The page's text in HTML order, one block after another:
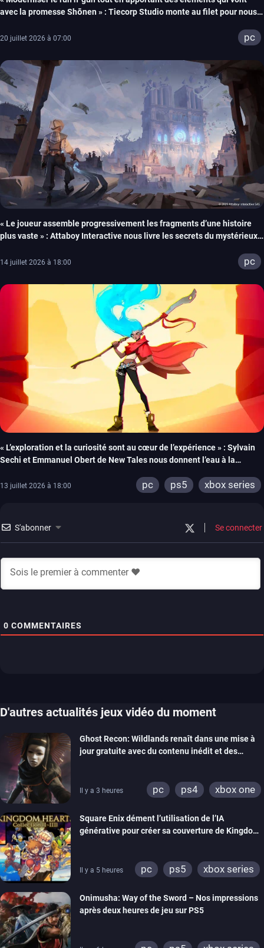
avec la promesse Shōnen » : Tiecorp Studio monte au filet pour nous
20 juillet 2026 à 07:00 pc
« Le joueur assemble progressivement les fragments d’une histoire
plus vaste » : Attaboy Interactive nous livre les secrets du mystérieux
14 juillet 2026 à 18:00 pc
« L’exploration et la curiosité sont au cœur de l’expérience » : Sylvain
Sechi et Emmanuel Obert de New Tales nous donnent l’eau à la
13 juillet 2026 à 18:00 pc ps5 xbox series
S'abonner Se connecter
0 COMMENTAIRES
D'autres actualités jeux vidéo du moment
Ghost Recon: Wildlands renaît dans une mise à
jour gratuite avec du contenu inédit et des
Il y a 3 heures pc ps4 xbox one
Square Enix dément l’utilisation de l’IA
générative pour créer sa couverture de Kingdom
Il y a 5 heures pc ps5
xbox series
Onimusha: Way of the Sword – Nos impressions
après deux heures de jeu sur PS5